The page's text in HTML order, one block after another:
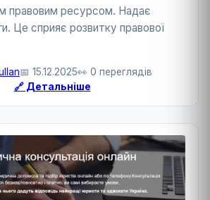
правовим ресурсом. Надає
Це сприяє розвитку правової
📅 15.12.2025👀 0 переглядів
🔗 Детальніше